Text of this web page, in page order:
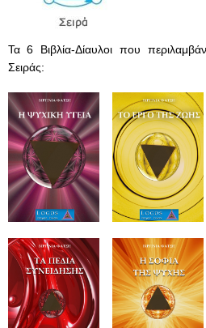
Τα 6 Βιβλία-Δίαυλοι που
Σειράς: